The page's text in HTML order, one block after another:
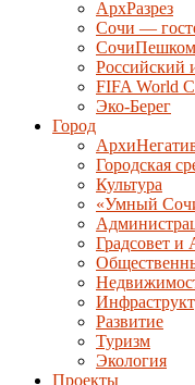
АрхРазрез
Сочи —
СочиПешком
Российский
FIFA World
Эко-Берег
Город
Городская
Культура
«Умный
Градсовет и
Развитие
Туризм
Экология
Проекты